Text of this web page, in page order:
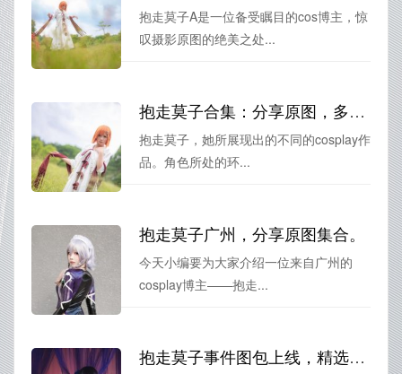
抱走莫子A是一位备受瞩目的cos博主，惊
叹摄影原图的绝美之处...
抱走莫子合集：分享原图，多角度欣赏cos的绝妙之处
抱走莫子，她所展现出的不同的cosplay作
品。角色所处的环...
抱走莫子广州，分享原图集合。
今天小编要为大家介绍一位来自广州的
cosplay博主——抱走...
抱走莫子事件图包上线，精选多张原图！